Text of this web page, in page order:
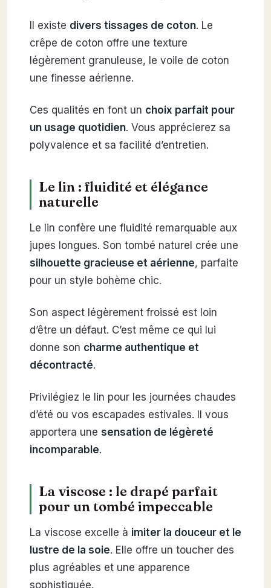
Il existe divers tissages de coton. Le
crêpe de coton offre une texture
légèrement granuleuse, le voile de coton
une finesse aérienne.
Ces qualités en font un choix parfait pour
un usage quotidien. Vous apprécierez sa
polyvalence et sa facilité d’entretien.
Le lin : fluidité et élégance
naturelle
Le lin confère une fluidité remarquable aux
jupes longues. Son tombé naturel crée une
silhouette gracieuse et aérienne, parfaite
pour un style bohème chic.
Son aspect légèrement froissé est loin
d’être un défaut. C’est même ce qui lui
donne son charme authentique et
décontracté.
Privilégiez le lin pour les journées chaudes
d’été ou vos escapades estivales. Il vous
apportera une sensation de légèreté
incomparable.
La viscose : le drapé parfait
pour un tombé impeccable
La viscose excelle à imiter la douceur et le
lustre de la soie. Elle offre un toucher des
plus agréables et une apparence
sophistiquée.